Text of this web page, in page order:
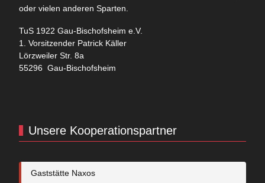
oder vielen anderen Sparten.
TuS 1922 Gau-Bischofsheim e.V.
1. Vorsitzender Patrick Käller
Lörzweiler Str. 8a
55296 Gau-Bischofsheim
Unsere Kooperationspartner
Gaststätte Naxos